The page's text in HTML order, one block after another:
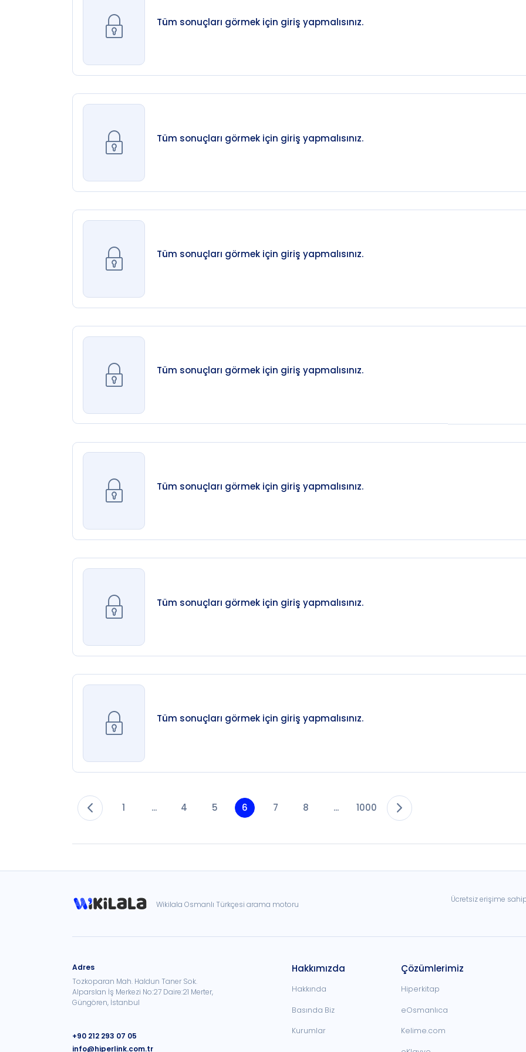
Tüm sonuçları görmek için giriş yapmalısınız.
Tüm sonuçları görmek için giriş yapmalısınız.
Tüm sonuçları görmek için giriş yapmalısınız.
Tüm sonuçları görmek için giriş yapmalısınız.
Tüm sonuçları görmek için giriş yapmalısınız.
Tüm sonuçları görmek için giriş yapmalısınız.
Tüm sonuçları görmek için giriş yapmalısınız.
1 ... 4 5 6 7 8 ... 1000
Wikilala Osmanlı Türkçesi arama motoru
Ücretsiz erişime
Adres
Tozkoparan Mah. Haldun Taner Sok.
Alparslan İş Merkezi No:27 Daire:21 Merter,
Güngören, İstanbul
+90 212 293 07 05
info@hiperlink.com.tr
Hakkımızda
Hakkında
Basında Biz
Kurumlar
Çözümlerimiz
Hiperkitap
eOsmanlıca
Kelime.com